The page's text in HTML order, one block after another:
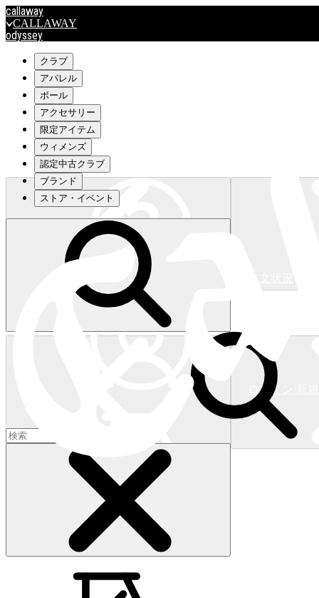
callaway
CALLAWAY
odyssey
travismathew
outlet
OUTLET
キャロウェイアパレルはこちら>>>
キャロウェイアパレルはこちら>>>
ログイン/新
ショッピングカート 0)
クラブ
アパレル
ボール
アクセサリー
限定アイテム
ウィメンズ
認定中古クラブ
ブランド
ストア・イベント